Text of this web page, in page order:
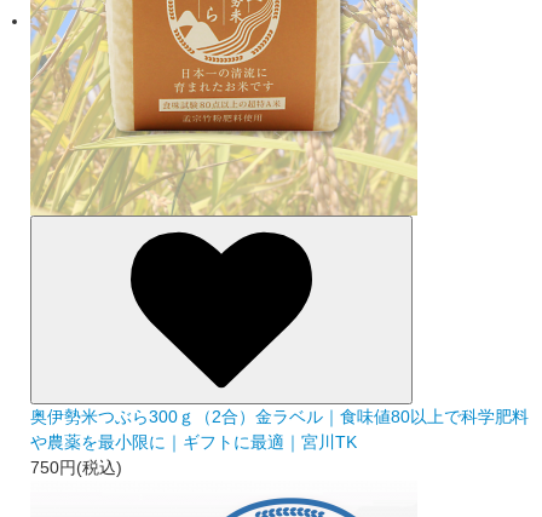
奥伊勢米つぶら300ｇ（2合）金ラベル｜食味値80以上で科学肥料
や農薬を最小限に｜ギフトに最適｜宮川TK
750円(税込)